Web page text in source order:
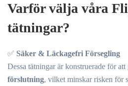
Varför välja våra
tätningar?
✅ Säker & Läckagefri Försegling
Dessa tätningar är konstruerade för att
förslutning, vilket minskar risken för